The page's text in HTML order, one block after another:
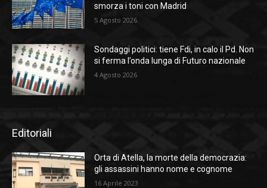
smorza i toni con Madrid
5 Agosto 2026
Sondaggi politici: tiene Fdi, in calo il Pd. Non
si ferma l’onda lunga di Futuro nazionale
4 Agosto 2026
Editoriali
Orta di Atella, la morte della democrazia:
gli assassini hanno nome e cognome
16 Aprile 2023